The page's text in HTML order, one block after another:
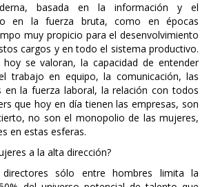
basada en la información y el
en la fuerza bruta, como en épocas
muy propicio para el desenvolvimiento
cargos y en todo el sistema productivo.
hoy se valoran, la capacidad de entender
trabajo en equipo, la comunicación, las
en la fuerza laboral, la relación con todos
que hoy en día tienen las empresas, son
no son el monopolio de las mujeres,
en estas esferas.
a la alta dirección?
sólo entre hombres limita la